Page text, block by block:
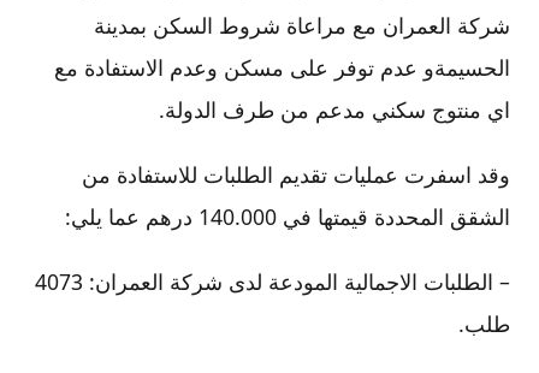
شركة العمران مع مراعاة شروط السكن بمدينة
الحسيمةو عدم توفر على مسكن وعدم الاستفادة مع
اي منتوج سكني مدعم من طرف الدولة.
وقد اسفرت عمليات تقديم الطلبات للاستفادة من
الشقق المحددة قيمتها في 140.000 درهم عما يلي:
– الطلبات الاجمالية المودعة لدى شركة العمران: 4073
طلب.